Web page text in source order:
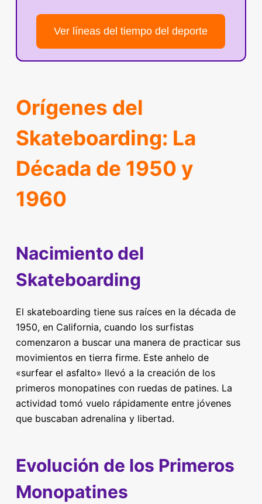
Ver líneas del tiempo del deporte
Orígenes del
Skateboarding: La
Década de 1950 y
1960
Nacimiento del
Skateboarding
El skateboarding tiene sus raíces en la década de
1950, en California, cuando los surfistas
comenzaron a buscar una manera de practicar sus
movimientos en tierra firme. Este anhelo de
«surfear el asfalto» llevó a la creación de los
primeros monopatines con ruedas de patines. La
actividad tomó vuelo rápidamente entre jóvenes
que buscaban adrenalina y libertad.
Evolución de los Primeros
Monopatines